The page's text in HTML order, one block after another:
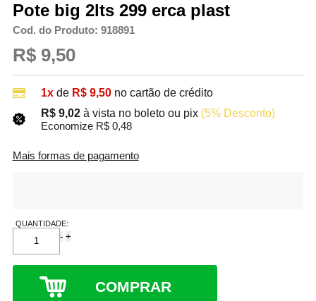
Pote big 2lts 299 erca plast
Cod. do Produto: 918891
R$ 9,50
1xde R$ 9,50 no cartão de crédito
R$ 9,02 à vista no boleto ou pix (5% Desconto)
Economize R$ 0,48
Mais formas de pagamento
QUANTIDADE:
- +
COMPRAR